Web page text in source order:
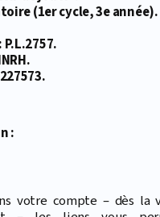
(1er cycle, 3e année).
:
votre compte – dès la